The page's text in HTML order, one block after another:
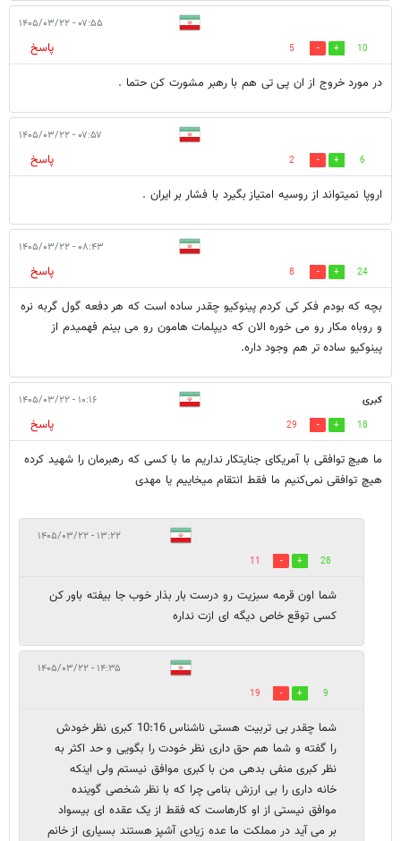
۰۷:۵۵ - ۱۴۰۵/۰۳/۲۲
10
5
پاسخ
در مورد خروج از ان پی تی هم با رهبر مشورت کن حتما .
۰۷:۵۷ - ۱۴۰۵/۰۳/۲۲
6
2
پاسخ
اروپا نمیتواند از روسیه امتیاز بگیرد با فشار بر ایران .
۰۸:۴۳ - ۱۴۰۵/۰۳/۲۲
24
8
پاسخ
بچه که بودم فکر کی کردم پینوکیو چقدر ساده است که هر دفعه گول گربه نره
و روباه مکار رو می خوره الان که دیپلمات هامون رو می بینم فهمیدم از
پینوکیو ساده تر هم وجود داره.
کبری ۱۰:۱۶ - ۱۴۰۵/۰۳/۲۲
18
29
پاسخ
ما هیچ توافقی با آمریکای جنایتکار نداریم ما با کسی که رهبرمان را شهید کرده
هیچ توافقی نمی‌کنیم ما فقط انتقام میخاییم یا مهدی
۱۳:۲۲ - ۱۴۰۵/۰۳/۲۲
28
11
شما اون قرمه سبزیت رو درست بار بذار خوب جا بیفته باور کن
کسی توقع خاص دیگه ای ازت نداره
۱۴:۳۵ - ۱۴۰۵/۰۳/۲۲
9
19
شما چقدر بی تربیت هستی ناشناس 10:16 کبری نظر خودش
را گفته و شما هم حق داری نظر خودت را بگویی و حد اکثر به
نظر کبری منفی بدهی من با کبری موافق نیستم ولی اینکه
خانه داری را بی ارزش بنامی چرا که با نظر شخصی گوینده
موافق نیستی از او کارهاست که فقط از یک عقده ای بیسواد
بر می آید در مملکت ما عده زیادی آشپز هستند بسیاری از خانم